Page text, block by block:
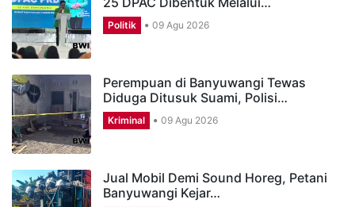
Politik 09 Agu 2026
Perempuan di Banyuwangi Tewas
Diduga Ditusuk Suami, Polisi…
Kriminal 09 Agu 2026
Jual Mobil Demi Sound Horeg, Petani
Banyuwangi Kejar…